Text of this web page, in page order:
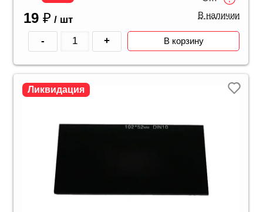
19 ₽ / шт
В наличии
- + В корзину
Ликвидация